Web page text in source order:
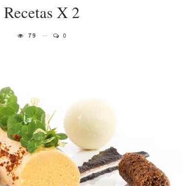
Recetas X 2
79 0